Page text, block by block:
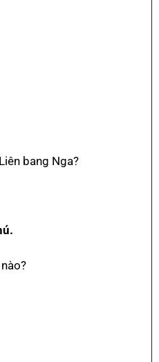
bang Nga?